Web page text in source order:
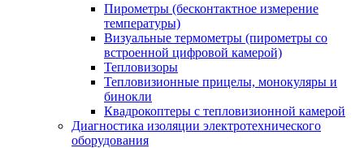
Пирометры (бесконтактное измерение
температуры)
Визуальные термометры (пирометры со
встроенной цифровой камерой)
Тепловизоры
Тепловизионные прицелы, монокуляры и
бинокли
Квадрокоптеры с тепловизионной камерой
Диагностика изоляции электротехнического
оборудования